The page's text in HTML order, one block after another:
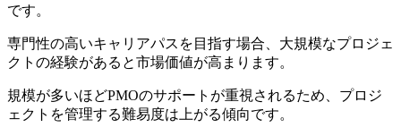
です。
専門性の高いキャリアパスを目指す場合、大規模なプロジェ
クトの経験があると市場価値が高まります。
規模が多いほどPMOのサポートが重視されるため、 プロジ
ェクトを管理する難易度は上がる傾向です。